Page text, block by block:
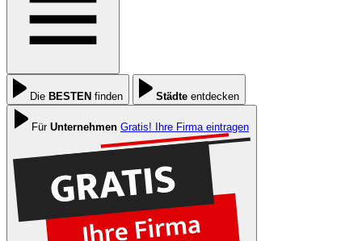
Die BESTEN finden Städte entdecken
Für Unternehmen Gratis! Ihre Firma eintragen